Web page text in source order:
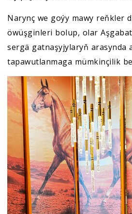
Narynç we goýy mawy reňkler
öwüşginleri bolup, olar
sergä gatnaşyjylaryň arasynda
tapawutlanmaga mümkinçilik